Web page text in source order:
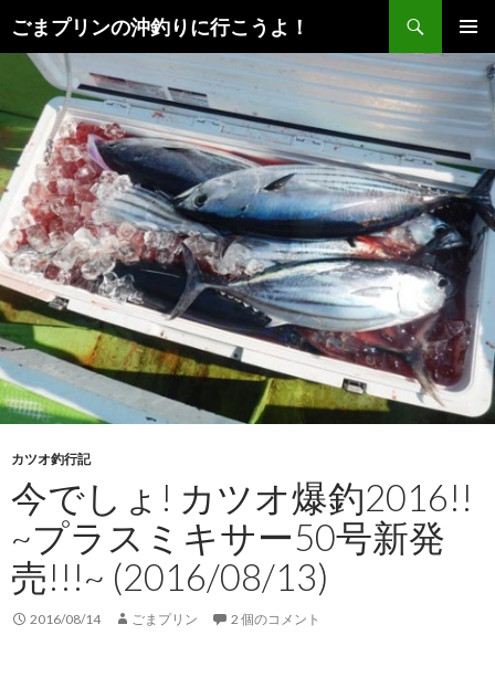
ごまプリンの沖釣りに行こうよ！
索
メインメ
ニュー
ン
ツ
へ
ス
キ
ッ
プ
カツオ釣行記
今でしょ! カツオ爆釣2016!!
~プラスミキサー50号新発
売!!!~ (2016/08/13)
2016/08/14 ごまプリン 2 個のコメント